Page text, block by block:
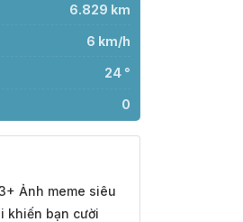
6.829 km
6 km/h
24 °
0
Ảnh meme siêu
khiến bạn cười